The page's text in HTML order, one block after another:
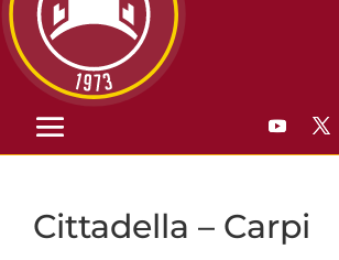
Cittadella – Carpi